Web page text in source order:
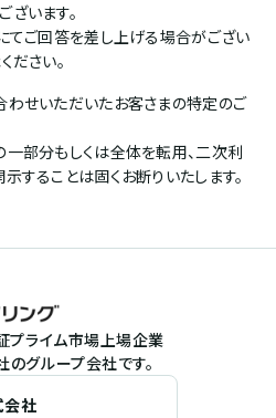
います。
てご回答を差し上げる場合がござい
ださい。
わせいただいたお客さまの特定のご
部分もしくは全体を転用、二次利
することは固くお断りいたします。
プライム市場上場企業
グループ会社です。
会社